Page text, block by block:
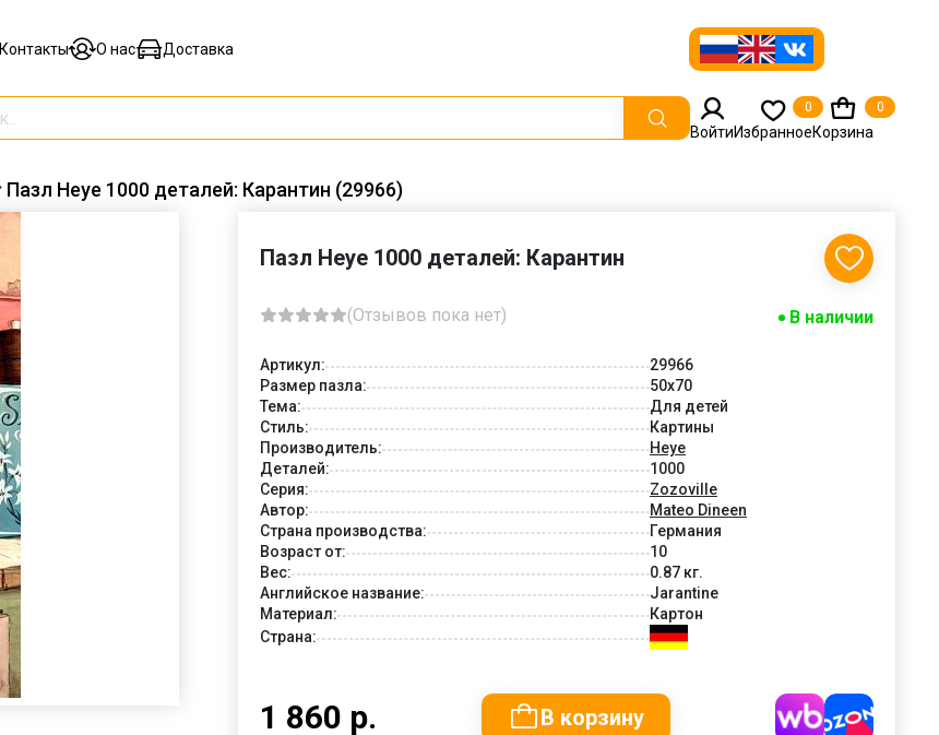
Контакты О нас Доставка
ВойтиИзбранное
0
Корзина
0
Пазл Heye 1000 деталей: Карантин (29966)
Пазл Heye 1000 деталей: Карантин
(Отзывов пока нет) В наличии
Артикул:
29966
Размер пазла:
50x70
Тема:
Для детей
Стиль:
Картины
Производитель:
Heye
Деталей:
1000
Серия:
Zozoville
Автор:
Mateo Dineen
Страна производства:
Германия
Возраст от:
10
Вес:
0.87 кг.
Английское название:
Jarantine
Материал:
Картон
Страна:
1 860 р. В корзину